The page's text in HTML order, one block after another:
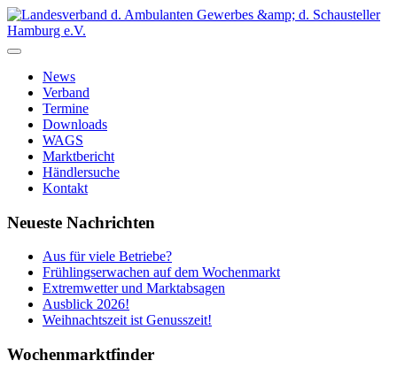
News
Verband
Termine
Downloads
WAGS
Marktbericht
Händlersuche
Kontakt
Neueste Nachrichten
Aus für viele Betriebe?
Frühlingserwachen auf dem Wochenmarkt
Extremwetter und Marktabsagen
Ausblick 2026!
Weihnachtszeit ist Genusszeit!
Wochenmarktfinder